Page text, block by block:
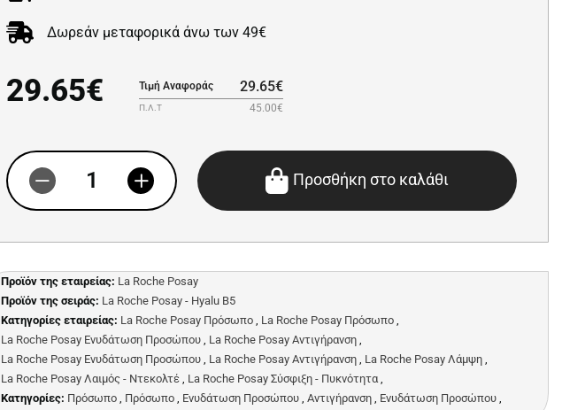
Δωρεάν μεταφορικά άνω των 49€
29.65€ Τιμή Αναφοράς 29.65€
Π.Λ.Τ 45.00€
Προσθήκη στο καλάθι
Προϊόν της εταιρείας: La Roche Posay
Προϊόν της σειράς: La Roche Posay - Hyalu B5
Κατηγορίες εταιρείας: La Roche Posay Πρόσωπο, La Roche Posay Πρόσωπο,
La Roche Posay Ενυδάτωση Προσώπου, La Roche Posay Αντιγήρανση,
La Roche Posay Ενυδάτωση Προσώπου, La Roche Posay Αντιγήρανση, La Roche Posay Λάμψη,
La Roche Posay Λαιμός - Ντεκολτέ, La Roche Posay Σύσφιξη - Πυκνότητα,
Κατηγορίες: Πρόσωπο, Πρόσωπο, Ενυδάτωση Προσώπου, Αντιγήρανση, Ενυδάτωση Προσώπου,